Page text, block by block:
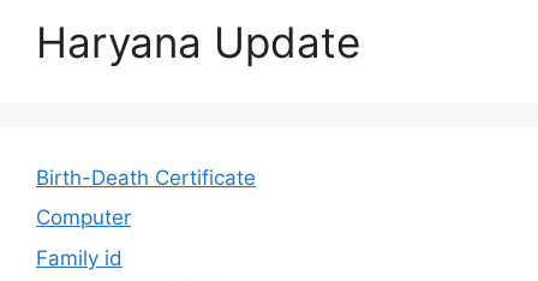
Haryana Update
Birth-Death Certificate
Computer
Family id